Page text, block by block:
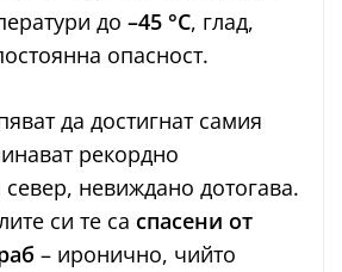
до –45 °C, глад,
опасност.
да достигнат самия
рекордно
север, невиждано дотогава.
си те са спасени от
– иронично, чийто